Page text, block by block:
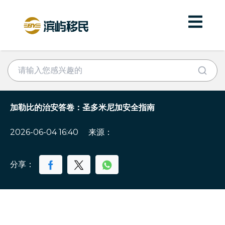
加勒比的治安答卷：圣多米尼加安全指南
2026-06-04 16:40 来源：
分享：